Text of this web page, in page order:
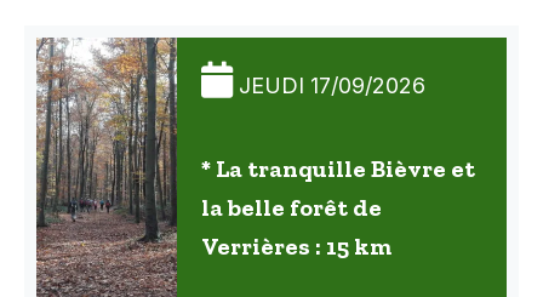
JEUDI 17/09/2026
* La tranquille Bièvre et
la belle forêt de
Verrières : 15 km